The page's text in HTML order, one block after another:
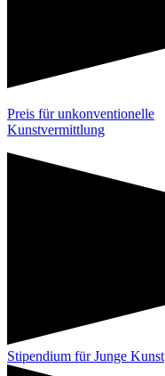
Preis für unkonventionelle
Kunstvermittlung
Stipendium für Junge Kunst